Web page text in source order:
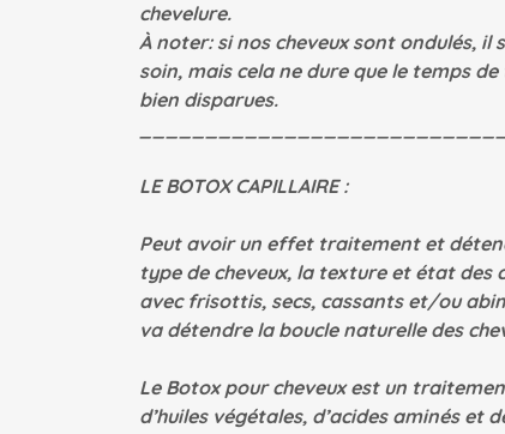
chevelure.
À noter: si nos cheveux sont ondulés, il
soin, mais cela ne dure que le temps
bien disparues.
LE BOTOX CAPILLAIRE :
Peut avoir un effet traitement et
type de cheveux, la texture et état des
avec frisottis, secs, cassants et/ou
va détendre la boucle naturelle des
Le Botox pour cheveux est un
d’huiles végétales, d’acides aminés